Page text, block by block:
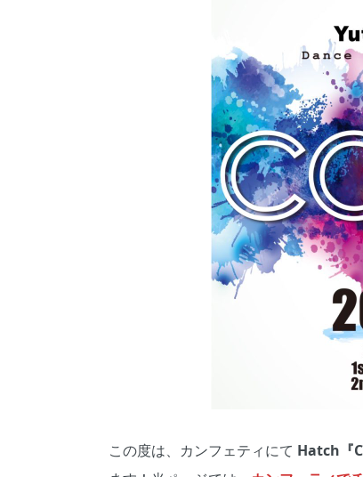
この度は、カンフェティにて Hatch『